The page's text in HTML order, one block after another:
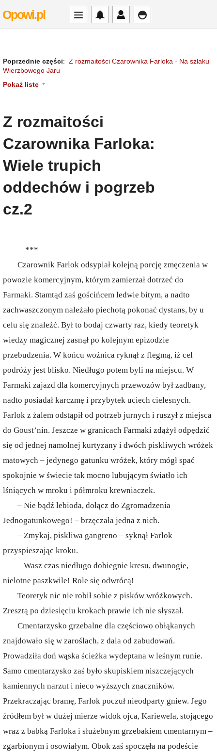
Opowi.pl
Poprzednie części: Z rozmaitości Czarownika Farloka - Na szlaku
Wierzbowego Jaru
Pokaż listę
Z rozmaitości
Czarownika Farloka:
Wiele trupich
oddechów i pogrzeb
cz.2
***
Czarownik Farlok odsypiał kolejną porcję zmęczenia w
powozie komercyjnym, którym zamierzał dotrzeć do
Farmaki. Stamtąd zaś gościńcem ledwie bitym, a nadto
zachwaszczonym należało piechotą pokonać dystans, by u
celu się znaleźć. Był to bodaj czwarty raz, kiedy teoretyk
wiedzy magicznej zasnął po kolejnym epizodzie
przebudzenia. W końcu woźnica ryknął z flegmą, iż cel
podróży jest blisko. Niedługo potem byli na miejscu. W
Farmaki zajazd dla komercyjnych przewozów był zadbany,
nadto posiadał karczmę i przybytek uciech cielesnych.
Farlok z żalem odstąpił od potrzeb jurnych i ruszył z miejsca
do Goust’nin. Jeszcze w granicach Farmaki zdążył odpędzić
się od jednej namolnej kurtyzany i dwóch piskliwych wróżek
matowych – jedynego gatunku wróżek, który mógł spać
spokojnie w świecie tak mocno lubującym światło ich
lśniących w mroku i półmroku krewniaczek.
– Nie bądź lebioda, dołącz do Zgromadzenia
Jednogatunkowego! – brzęczała jedna z nich.
– Zmykaj, piskliwa gangreno – syknął Farlok
przyspieszając kroku.
– Wasz czas niedługo dobiegnie kresu, dwunogie,
nielotne paszkwile! Role się odwrócą!
Teoretyk nic nie robił sobie z pisków wróżkowych.
Zresztą po dziesięciu krokach prawie ich nie słyszał.
Cmentarzysko grzebalne dla częściowo obłąkanych
znajdowało się w zaroślach, z dala od zabudowań.
Prowadziła doń wąska ścieżka wydeptana w leśnym runie.
Samo cmentarzysko zaś było skupiskiem niszczejących
kamiennych narzut i nieco wyższych znaczników.
Przekraczając bramę, Farlok poczuł nieodparty gniew. Jego
źródłem był w dużej mierze widok ojca, Kariewela, stojącego
wraz z babką Farloka i służebnym grzebakiem cmentarnym –
zgarbionym i osowiałym. Obok zaś spoczęła na podeście